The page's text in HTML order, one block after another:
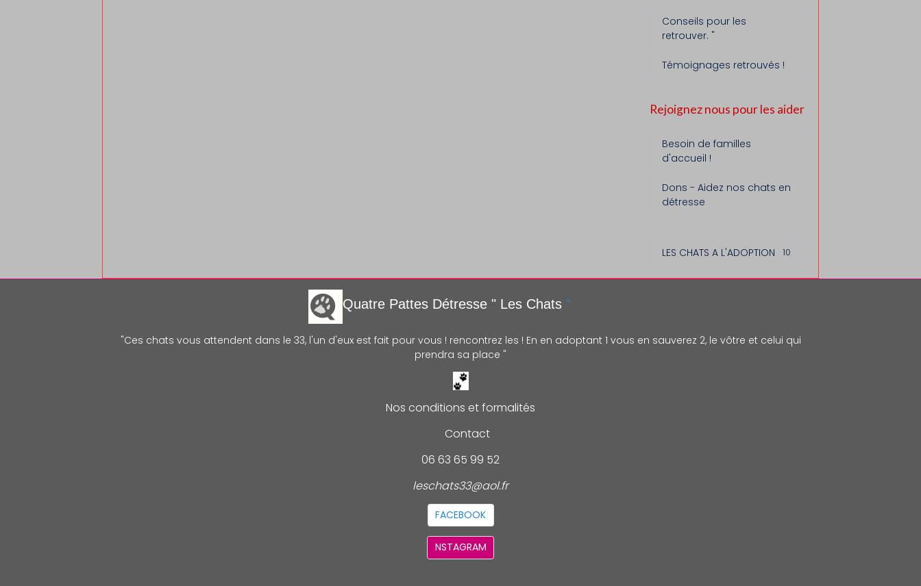
Conseils pour les
retrouver. "
Témoignages retrouvés !
Rejoignez nous pour les aider
Besoin de familles
d'accueil !
Dons - Aidez nos chats en
détresse
LES CHATS A L'ADOPTION 10
Quatre Pattes Détresse " Les Chats "
"Ces chats vous attendent dans le 33, l'un d'eux est fait pour vous ! rencontrez les ! En en adoptant 1 vous en sauverez 2, le vôtre et celui qui
prendra sa place "
Nos conditions et formalités
Contact
06 63 65 99 52
leschats33@aol.fr
FACEBOOK
NSTAGRAM